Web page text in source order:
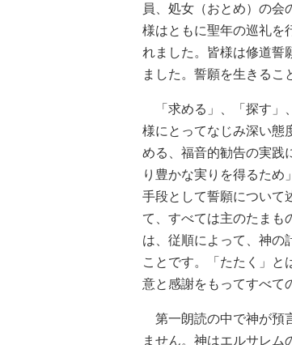
員、処女（おとめ）の
様はともに聖年の巡礼を
れました。皆様は修道誓
ました。誓願を生きるこ
「求める」、「探す」
様にとってなじみ深い態
める、福音的勧告の実践
り豊かな実りを得るため
手段として誓願について
て、すべては主のたまも
は、従順によって、神の
ことです。「たたく」と
意と感謝をもってすべて
第一朗読の中で神が預
ません。神はエルサレム